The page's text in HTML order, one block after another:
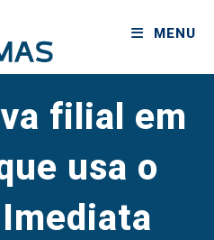
MENU
filial em
usa o